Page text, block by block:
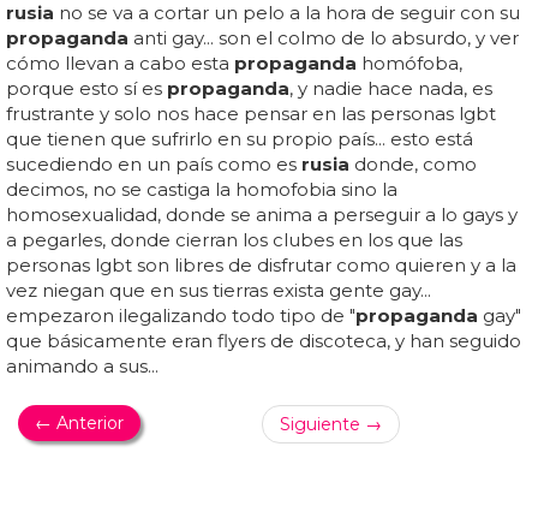
rusia no se va a cortar un pelo a la hora de seguir con su
propaganda anti gay... son el colmo de lo absurdo, y ver
cómo llevan a cabo esta propaganda homófoba,
porque esto sí es propaganda, y nadie hace nada, es
frustrante y solo nos hace pensar en las personas lgbt
que tienen que sufrirlo en su propio país... esto está
sucediendo en un país como es rusia donde, como
decimos, no se castiga la homofobia sino la
homosexualidad, donde se anima a perseguir a lo gays y
a pegarles, donde cierran los clubes en los que las
personas lgbt son libres de disfrutar como quieren y a la
vez niegan que en sus tierras exista gente gay...
empezaron ilegalizando todo tipo de "propaganda gay"
que básicamente eran flyers de discoteca, y han seguido
animando a sus...
← Anterior Siguiente →